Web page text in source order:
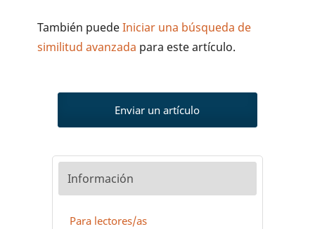
También puedeIniciar una búsqueda de
similitud avanzada para este artículo.
Enviar un artículo
Información
Para lectores/as